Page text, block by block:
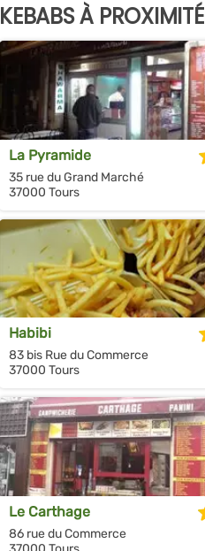
KEBABS À PROXIMITÉ
La Pyramide
35 rue du Grand Marché
37000 Tours
Habibi
83 bis Rue du Commerce
37000 Tours
Le Carthage
86 rue du Commerce